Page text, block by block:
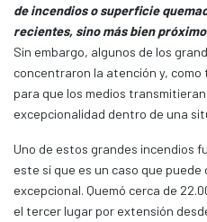
de incendios o superficie
recientes, sino más bien
Sin embargo, algunos de los
concentraron la atención y,
para que los medios
excepcionalidad dentro de una
Uno de estos grandes incendios
este sí que es un caso que
excepcional. Quemó cerca de
el tercer lugar por extensión